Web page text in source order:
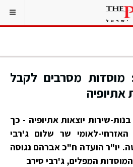
מוסדות מסרבים לקבל
אתיופיה
שירות יוצאות אתיופיה - כך
לאומי שר שלום ג'רבי
יו"ר הועדה ח"כ אברהם נגוסה
המפלים, ג'רבי סירב